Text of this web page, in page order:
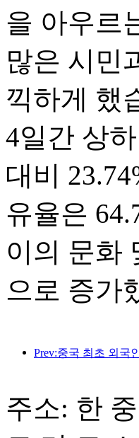
을 아우르
많은 시민
끽하게 했
4일간 상
대비
유율은
이의 문화
으로 증가
주소: 한